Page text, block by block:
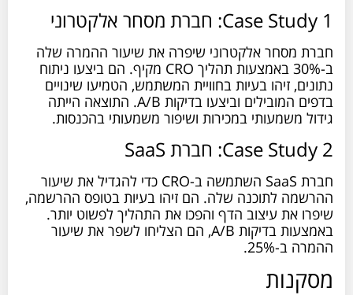
Case Study 1: חברת מסחר אלקטרוני
חברת מסחר אלקטרוני שיפרה את שיעור ההמרה שלה
ב-30% באמצעות תהליך CRO מקיף. הם ביצעו ניתוח
נתונים, זיהו בעיות בחוויית המשתמש, הטמיעו שינויים
בדפים המובילים וביצעו בדיקות A/B. התוצאה הייתה
גידול משמעותי במכירות ושיפור משמעותי בהכנסות.
Case Study 2: חברת SaaS
חברת SaaS השתמשה ב-CRO כדי להגדיל את שיעור
ההרשמה לתוכנה שלה. הם זיהו בעיות בטופס ההרשמה,
שיפרו את עיצוב הדף והפכו את התהליך לפשוט יותר.
באמצעות בדיקות A/B, הם הצליחו לשפר את שיעור
ההמרה ב-25%.
מסקנות